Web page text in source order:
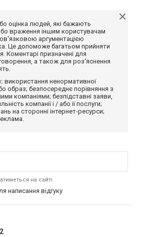
оцінка людей, які бажають
враження іншим користувачам
аргументацією
Це допоможе багатьом прийняти
Коментарі призначені для
а також для роз'яснення
використання ненормативної
образ; безпосереднє порівняння з
компаніями; безпідставні заяви,
компанії і / або її послуги;
на сторонні інтернет-ресурси;
на сайті
написання відгуку